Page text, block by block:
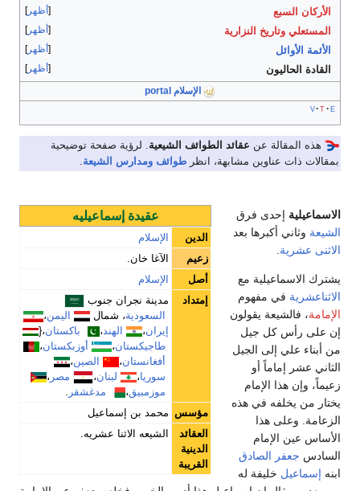
أظهر الأركان السبع
أظهر المستعلي وتاريخ النزارية
أظهر الأئمة الأوائل
أظهر القادة الحاليون
الإسلام portal
v t e
هذه المقالة عن عقائد الطوائف الشيعية . لرؤية صفحة توضيحية
بمقالات ذات عناوين مشابهة، انظر طوائف ومدارس الشيعة
عقيدة إسماعيليه
الدين
الإسلام
زعيم
الآغا خان.
أصل
الإسلام
إمتداد
مدينة نجران جنوب
السعودية، شمال اليمن،
إيران، الهند، باكستان،{
طاجيكستان، أوزبكستان،
أفغانستان، الصين،
سوريا، لبنان، مصر ،
موزمبيق، مدغشقر .
مؤسس محمد بن إسماعيل
العقائد
الدينية
القريبة
الشيعه الاثنا عشريه.
الاسماعيلية إحدى فرق
الشيعة وثاني أكبرها بعد
الاثنى عشرية
يشترك الاسماعيلية مع
الاثناعشرية في مفهوم
الإمامة، فالشيعة يقولون
إن على رأس كل جيل
من أبناء علي إلى الجيل
الثاني عشر إماماً أو
زعيماً، وإن هذا الإمام
يختار من يخلفه في هذه
الزعامة. وعلى هذا
الأساس عين الإمام
السادس جعفر الصادق
ابنه إسماعيل خليفة له